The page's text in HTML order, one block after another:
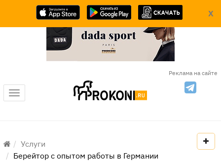
X
Реклама на сайте
Меню
Услуги
Берейтор с опытом работы в Германии